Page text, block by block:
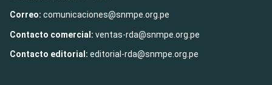
Correo: comunicaciones@snmpe.org.pe
Contacto comercial: ventas-rda@snmpe.org.pe
Contacto editorial: editorial-rda@snmpe.org.pe